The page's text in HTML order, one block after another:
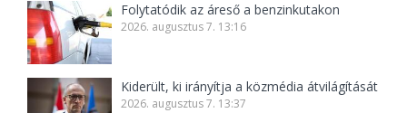
Folytatódik az áreső a benzinkutakon
2026. augusztus 7. 13:16
Kiderült, ki irányítja a közmédia átvilágítását
2026. augusztus 7. 13:37